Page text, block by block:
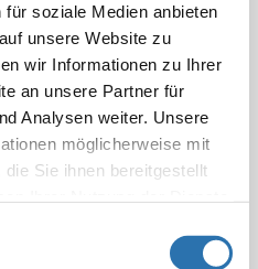
soziale Medien anbieten
unsere Website zu
wir Informationen zu Ihrer
an unsere Partner für
Analysen weiter. Unsere
möglicherweise mit
Sie ihnen bereitgestellt
weiterhin
Legalisierung nicht
Drogenhandel
wie die in dem
Kontrollmechanismen
sollten. Ein weiteres
einhergehende
Konsums dar. Studien
freigegeben